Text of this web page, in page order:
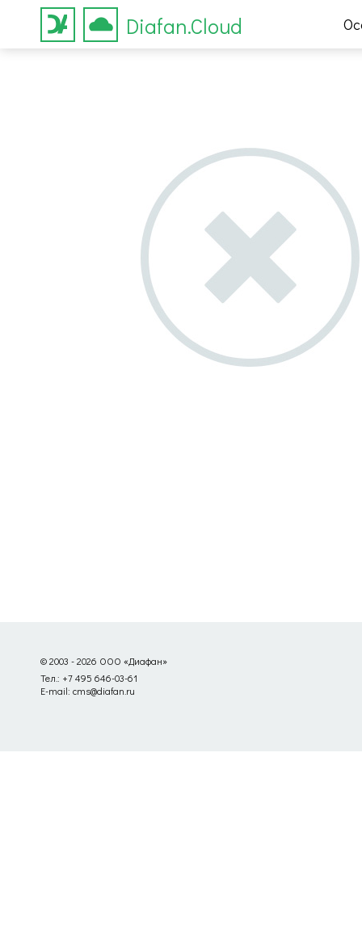
Diafan.Cloud
© 2003 - 2026 ООО «Диафан»
Тел.: +7 495 646-03-61
E-mail: cms@diafan.ru